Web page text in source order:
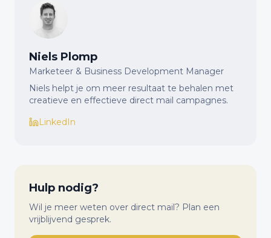
Niels Plomp
Marketeer & Business Development Manager
Niels helpt je om meer resultaat te behalen met
creatieve en effectieve direct mail campagnes.
LinkedIn
Hulp nodig?
Wil je meer weten over direct mail? Plan een
vrijblijvend gesprek.